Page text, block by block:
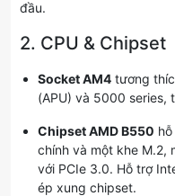
đầu.
2. CPU & Chipset
Socket AM4 tương
(APU) và 5000 series,
Chipset AMD B550
chính và một khe M.2,
với PCIe 3.0. Hỗ trợ
ép xung chipset.